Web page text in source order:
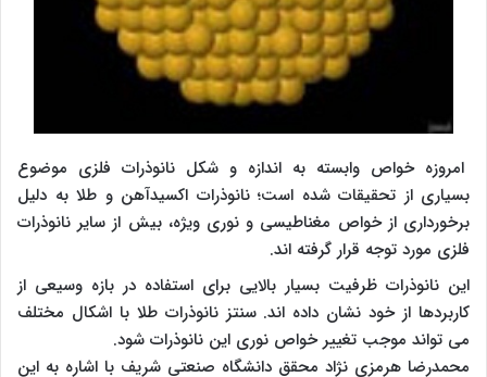
امروزه خواص وابسته به اندازه و شکل نانوذرات فلزی موضوع
بسیاری از تحقیقات شده است؛ نانوذرات اکسیدآهن و طلا به دلیل
برخورداری از خواص مغناطیسی و نوری ویژه، بیش از سایر نانوذرات
فلزی مورد توجه قرار گرفته اند.
این نانوذرات ظرفیت بسیار بالایی برای استفاده در بازه وسیعی از
کاربردها از خود نشان داده اند. سنتز نانوذرات طلا با اشکال مختلف
می تواند موجب تغییر خواص نوری این نانوذرات شود.
محمدرضا هرمزی نژاد محقق دانشگاه صنعتی شریف با اشاره به این